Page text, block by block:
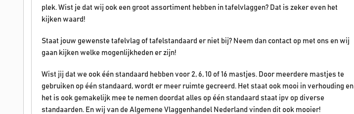
plek. Wist je dat wij ook een groot assortiment hebben in tafelvlaggen? Dat is zeker even het
kijken waard!
Staat jouw gewenste tafelvlag of tafelstandaard er niet bij? Neem dan contact op met ons en wij
gaan kijken welke mogenlijkheden er zijn!
Wist jij dat we ook één standaard hebben voor 2, 6, 10 of 16 mastjes. Door meerdere mastjes te
gebruiken op één standaard, wordt er meer ruimte gecreerd. Het staat ook mooi in verhouding en
het is ook gemakelijk mee te nemen doordat alles op één standaard staat ipv op diverse
standaarden. En wij van de Algemene Vlaggenhandel Nederland vinden dit ook mooier!